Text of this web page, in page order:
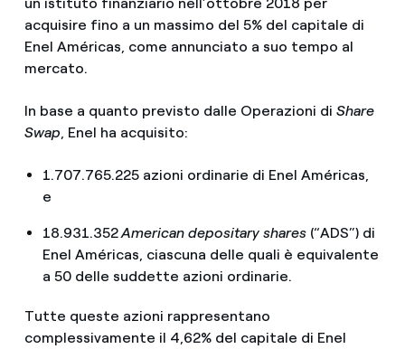
acquisire fino a un massimo del 5% del capitale di
Enel Américas, come annunciato a suo tempo al
mercato.
In base a quanto previsto dalle Operazioni di Share
Swap, Enel ha acquisito:
1.707.765.225 azioni ordinarie di Enel Américas,
e
18.931.352American depositary shares(“ADS”) di
Enel Américas, ciascuna delle quali è equivalente
a 50 delle suddette azioni ordinarie.
Tutte queste azioni rappresentano
complessivamente il 4,62% del capitale di Enel